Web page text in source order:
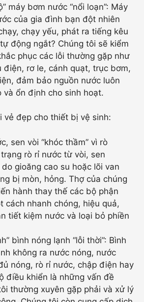
máy bơm nước “nổi loạn”: Máy
của gia đình bạn đột nhiên
chạy yếu, phát ra tiếng kêu
động ngắt? Chúng tôi sẽ kiểm
phục các lỗi thường gặp như
điện, rơ le, cánh quạt, trục bơm,
đảm bảo nguồn nước luôn
và ổn định cho sinh hoạt.
vẻ đẹp cho thiết bị vệ sinh:
sen vòi “khóc thầm” vì rò
rò rỉ nước từ vòi, sen
gioăng cao su hoặc lõi van
bị mòn, hỏng. Thợ của chúng
hành thay thế các bộ phận
cách nhanh chóng, hiệu quả,
tiết kiệm nước và loại bỏ phiền
bình nóng lạnh “lỗi thời”: Bình
không ra nước nóng, nước
nóng, rò rỉ nước, chập điện hay
điều khiển là những vấn đề
thường xuyên gặp phải và xử lý